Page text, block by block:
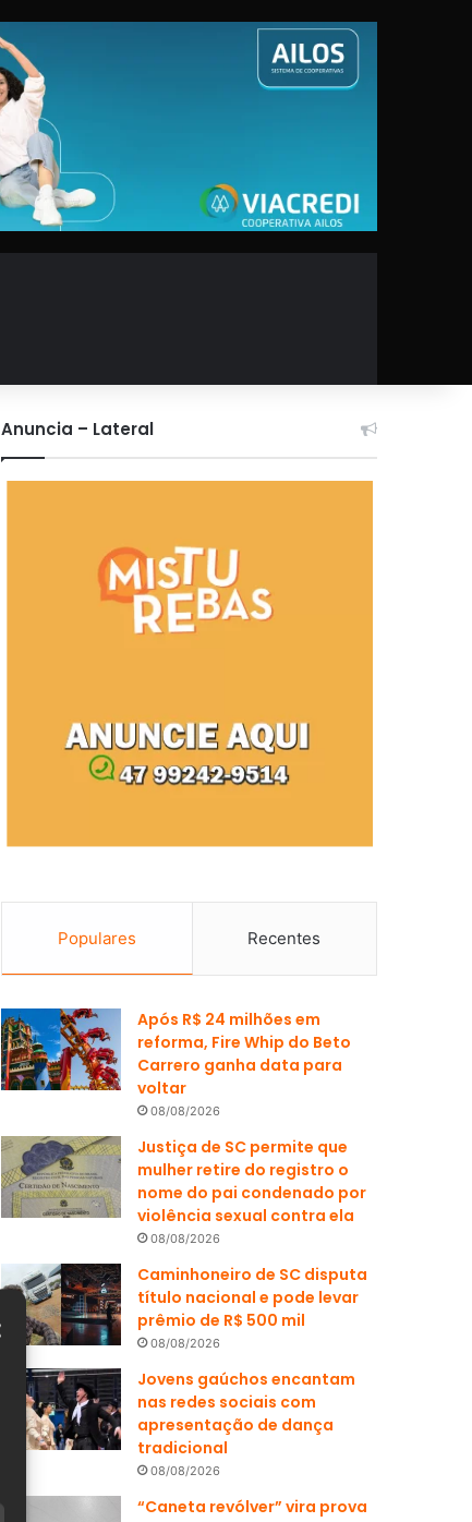
Anuncia – Lateral
Populares Recentes
Após R$ 24 milhões em
reforma, Fire Whip do Beto
Carrero ganha data para
voltar
08/08/2026
Justiça de SC permite que
mulher retire do registro o
nome do pai condenado por
violência sexual contra ela
08/08/2026
Caminhoneiro de SC disputa
título nacional e pode levar
prêmio de R$ 500 mil
08/08/2026
Jovens gaúchos encantam
nas redes sociais com
apresentação de dança
tradicional
08/08/2026
“Caneta revólver” vira prova